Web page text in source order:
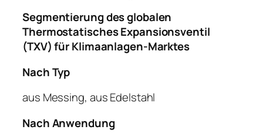
Segmentierung des globalen
Thermostatisches Expansionsventil
(TXV) für Klimaanlagen-Marktes
Nach Typ
aus Messing, aus Edelstahl
Nach Anwendung